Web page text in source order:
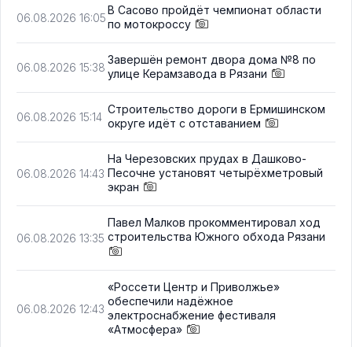
06.08.2026 16:05
В Сасово пройдёт чемпионат области
по мотокроссу
06.08.2026 15:38
Завершён ремонт двора дома №8 по
улице Керамзавода в Рязани
06.08.2026 15:14
Строительство дороги в Ермишинском
округе идёт с отставанием
06.08.2026 14:43
На Черезовских прудах в Дашково-
Песочне установят четырёхметровый
экран
06.08.2026 13:35
Павел Малков прокомментировал ход
строительства Южного обхода Рязани
06.08.2026 12:43
«Россети Центр и Приволжье»
обеспечили надёжное
электроснабжение фестиваля
«Атмосфера»